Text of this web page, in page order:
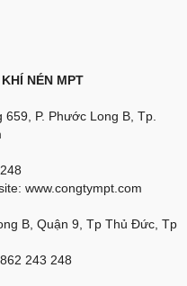
NÉN MPT
P. Phước Long B, Tp.
www.congtympt.com
B, Quận 9, Tp Thủ Đức, Tp
243 248